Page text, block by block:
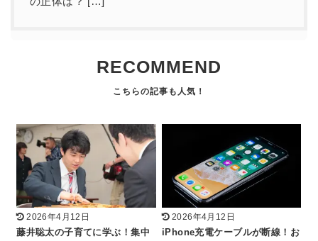
RECOMMEND
2026年4月12日
藤井聡太の子育てに学ぶ！集中
2026年4月12日
iPhone充電ケーブルが断線！お